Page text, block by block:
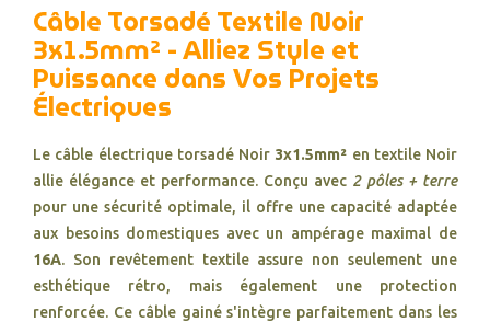
Câble Torsadé Textile Noir
3x1.5mm² - Alliez Style et
Puissance dans Vos Projets
Électriques
Le câble électrique torsadé Noir 3x1.5mm² en textile Noir
allie élégance et performance. Conçu avec 2 pôles + terre
pour une sécurité optimale, il offre une capacité adaptée
aux besoins domestiques avec un ampérage maximal de
16A. Son revêtement textile assure non seulement une
esthétique rétro, mais également une protection
renforcée. Ce câble gainé s'intègre parfaitement dans les